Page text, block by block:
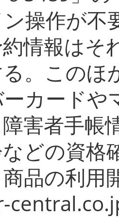
操作が不
情報はそ
。このほ
カードや
害者手帳
どの資格
品の利用